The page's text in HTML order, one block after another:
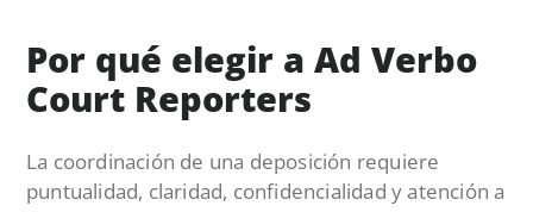
Por qué elegir a Ad Verbo
Court Reporters
La coordinación de una deposición requiere
puntualidad, claridad, confidencialidad y atención a